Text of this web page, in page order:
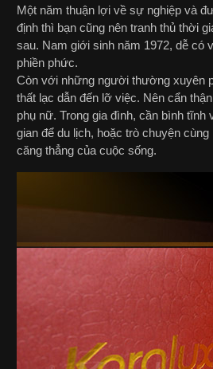
Một năm thuận lợi về sự nghiệp và
định thì bạn cũng nên tranh thủ thời
sau. Nam giới sinh năm 1972, dễ có
phiền phức.
Còn với những người thường xuyên
thất lạc dẫn đến lỡ việc. Nên cẩn
phụ nữ. Trong gia đình, cần bình
gian để du lịch, hoặc trò chuyện
căng thẳng của cuộc sống.